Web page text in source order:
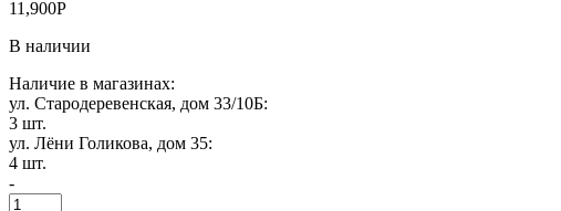
11,900Р
В наличии
Наличие в магазинах:
ул. Стародеревенская, дом 33/10Б:
3 шт.
ул. Лёни Голикова, дом 35:
4 шт.
-